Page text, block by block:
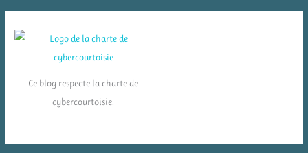
Ce blog respecte la charte de
cybercourtoisie.